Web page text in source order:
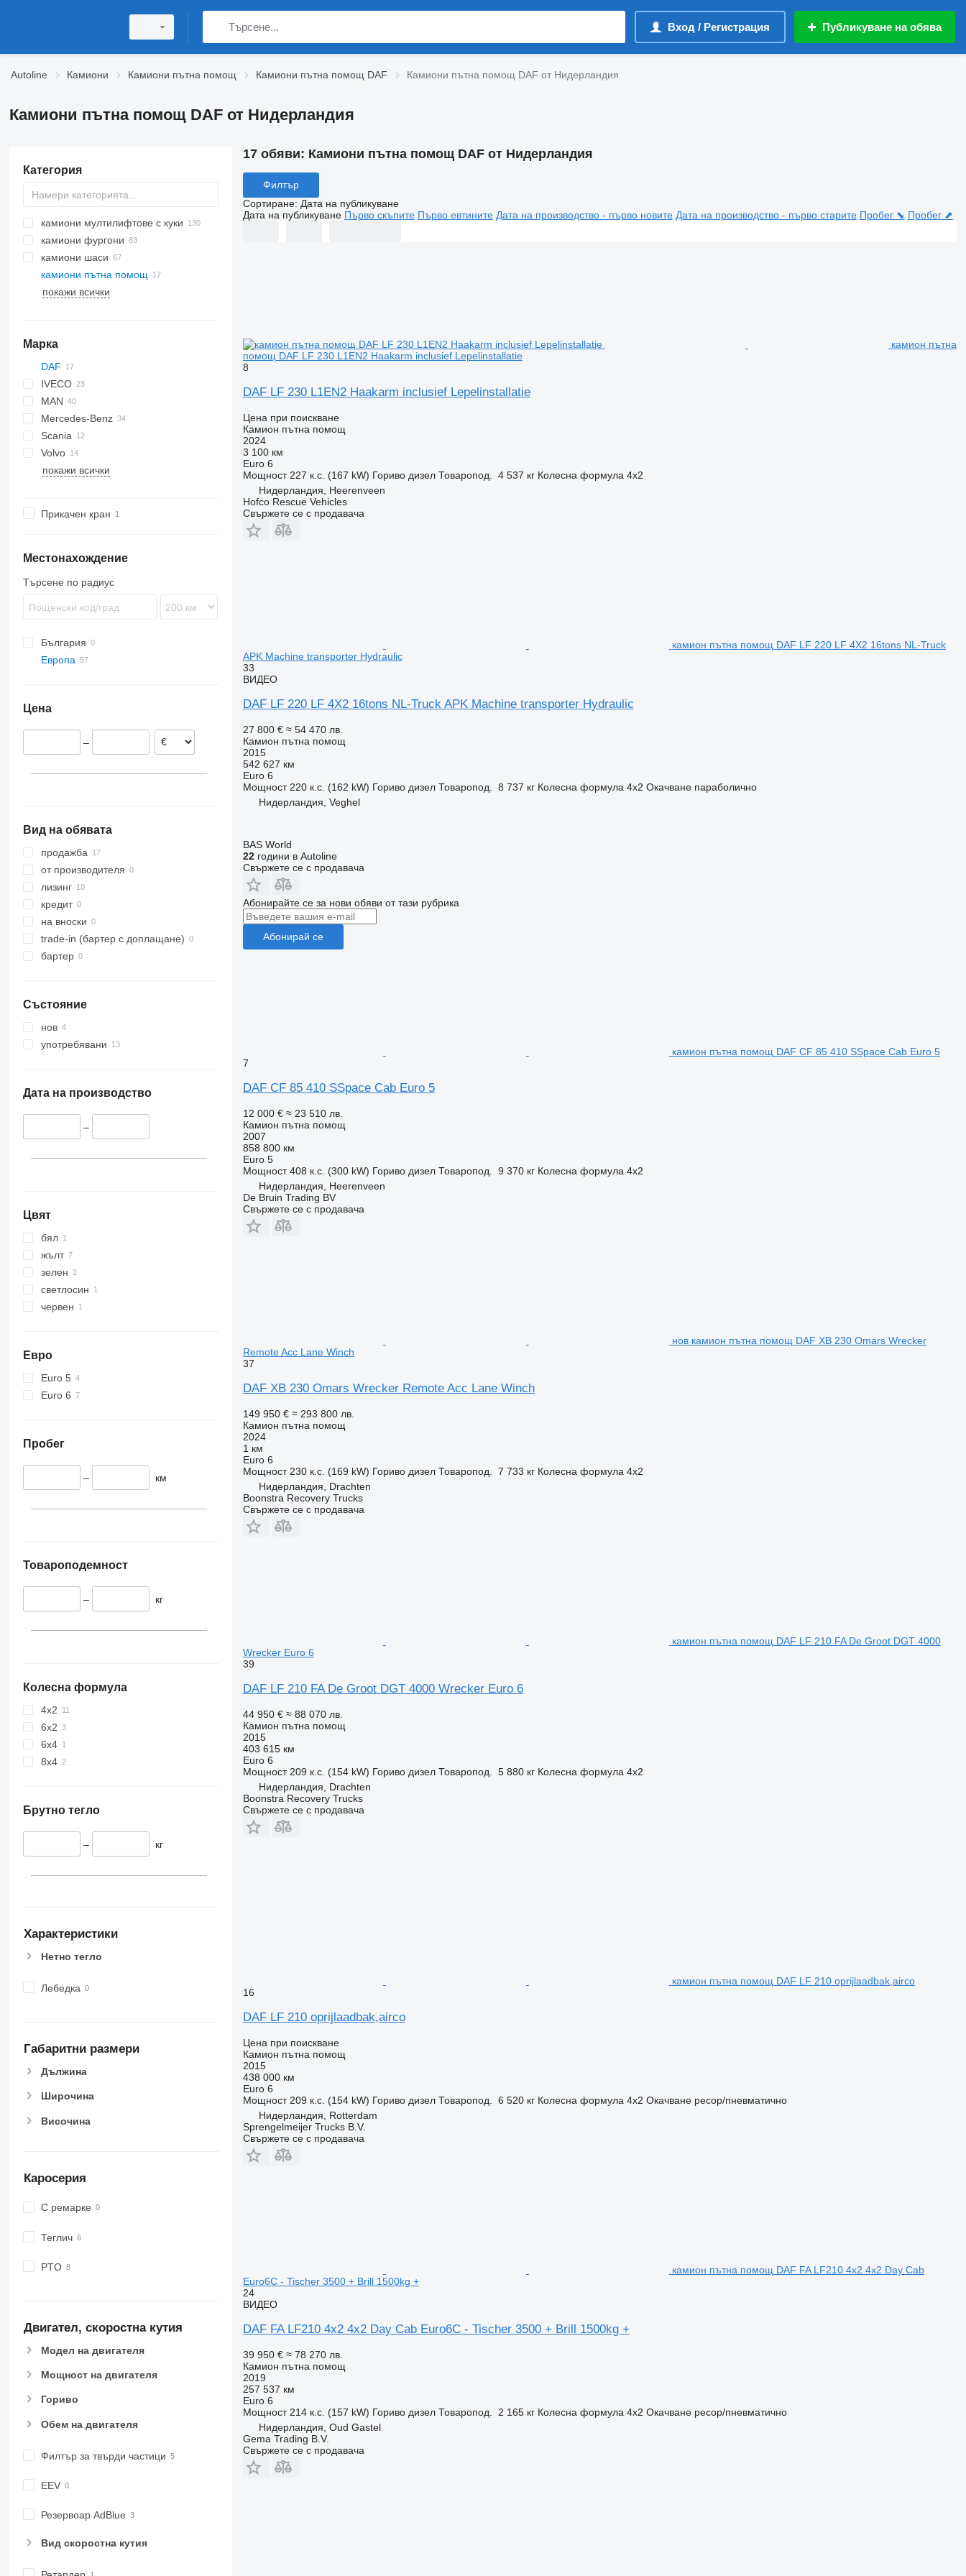
Вход / Регистрация Публикуване на обява
Autoline Камиони Камиони пътна помощ Камиони пътна помощ DAF Камиони пътна помощ DAF от Нидерландия
Камиони пътна помощ DAF от Нидерландия
Категория
камиони мултилифтове с куки
камиони фургони
камиони шаси
камиони пътна помощ
покажи всички
Марка
DAF
CF
CF 85
CF 85 410
CF 410
LF
LF 210 FA
XB
XB 230
XB 260
XF
XF 105
XF 105 410
XF 460
IVECO
Daily
EuroCargo
Eurotrakker
Stralis
Defender
MAN
F90
TGA
TGL
TGM
Mercedes-Benz
Actros
Arocs
Atego
C-series
Midlum
Premium
Scania
Century
G-series
Volvo
FH
покажи всички
Прикачен кран
Местонахождение
Търсене по радиус
България
Европа
Heerenveen
Veghel
Литва
Великобритания
Цена
–
Вид на обявата
продажба
от производителя
лизинг
кредит
на вноски
trade-in (бартер с доплащане)
бартер
Състояние
нов
употребявани
Дата на производство
–
Цвят
бял
жълт
зелен
светлосин
червен
Евро
Euro 5
Euro 6
Пробег
– км
Товароподемност
– кг
Колесна формула
4x2
6x2
6x4
8x4
Брутно тегло
– кг
Характеристики
Нетно тегло
Лебедка
Габаритни размери
Дължина
Широчина
Височина
Каросерия
С ремарке
Теглич
PTO
Двигател, скоростна кутия
Модел на двигателя
Мощност на двигателя
Гориво
Обем на двигателя
Филтър за твърди частици
EEV
Резервоар AdBlue
Вид скоростна кутия
17 обяви: Камиони пътна помощ DAF от Нидерландия
Филтър
Сортиране: Дата на публикуване
Дата на публикуване Първо скъпите Първо евтините Дата на производство - първо новите Дата на производство - първо старите Пробег ⬊ Пробег ⬈
камион пътна
помощ DAF LF 230 L1EN2 Haakarm inclusief Lepelinstallatie
8
DAF LF 230 L1EN2 Haakarm inclusief Lepelinstallatie
Цена при поискване
Камион пътна помощ
2024
3 100 км
Euro 6
Мощност 227 к.с. (167 kW) Гориво дизел Товаропод. 4 537 кг Колесна формула 4x2
Нидерландия, Heerenveen
Hofco Rescue Vehicles
Свържете се с продавача
камион пътна помощ DAF LF 220 LF 4X2 16tons NL-Truck
APK Machine transporter Hydraulic
33
ВИДЕО
DAF LF 220 LF 4X2 16tons NL-Truck APK Machine transporter Hydraulic
27 800 € ≈ 54 470 лв.
Камион пътна помощ
2015
542 627 км
Euro 6
Мощност 220 к.с. (162 kW) Гориво дизел Товаропод. 8 737 кг Колесна формула 4x2 Окачване параболично
Нидерландия, Veghel
BAS World
22години в Autoline
Свържете се с продавача
Абонирайте се за нови обяви от тази рубрика
Абонирай се
камион пътна помощ DAF CF 85 410 SSpace Cab Euro 5
7
DAF CF 85 410 SSpace Cab Euro 5
12 000 € ≈ 23 510 лв.
Камион пътна помощ
2007
858 800 км
Euro 5
Мощност 408 к.с. (300 kW) Гориво дизел Товаропод. 9 370 кг Колесна формула 4x2
Нидерландия, Heerenveen
De Bruin Trading BV
Свържете се с продавача
нов камион пътна помощ DAF XB 230 Omars Wrecker
Remote Acc Lane Winch
37
DAF XB 230 Omars Wrecker Remote Acc Lane Winch
149 950 € ≈ 293 800 лв.
Камион пътна помощ
2024
1 км
Euro 6
Мощност 230 к.с. (169 kW) Гориво дизел Товаропод. 7 733 кг Колесна формула 4x2
Нидерландия, Drachten
Boonstra Recovery Trucks
Свържете се с продавача
камион пътна помощ DAF LF 210 FA De Groot DGT 4000
Wrecker Euro 6
39
DAF LF 210 FA De Groot DGT 4000 Wrecker Euro 6
44 950 € ≈ 88 070 лв.
Камион пътна помощ
2015
403 615 км
Euro 6
Мощност 209 к.с. (154 kW) Гориво дизел Товаропод. 5 880 кг Колесна формула 4x2
Нидерландия, Drachten
Boonstra Recovery Trucks
Свържете се с продавача
камион пътна помощ DAF LF 210 oprijlaadbak,airco
16
DAF LF 210 oprijlaadbak,airco
Цена при поискване
Камион пътна помощ
2015
438 000 км
Euro 6
Мощност 209 к.с. (154 kW) Гориво дизел Товаропод. 6 520 кг Колесна формула 4x2 Окачване ресор/пневматично
Нидерландия, Rotterdam
Sprengelmeijer Trucks B.V.
Свържете се с продавача
камион пътна помощ DAF FA LF210 4x2 4x2 Day Cab
Euro6C - Tischer 3500 + Brill 1500kg +
24
ВИДЕО
DAF FA LF210 4x2 4x2 Day Cab Euro6C - Tischer 3500 + Brill 1500kg +
39 950 € ≈ 78 270 лв.
Камион пътна помощ
2019
257 537 км
Euro 6
Мощност 214 к.с. (157 kW) Гориво дизел Товаропод. 2 165 кг Колесна формула 4x2 Окачване ресор/пневматично
Нидерландия, Oud Gastel
Gema Trading B.V.
Свържете се с продавача